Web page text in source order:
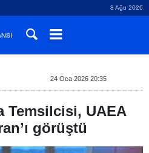
8 Ağu 2026
24 Oca 2026 20:35
Temsilcisi, UAEA
görüştü